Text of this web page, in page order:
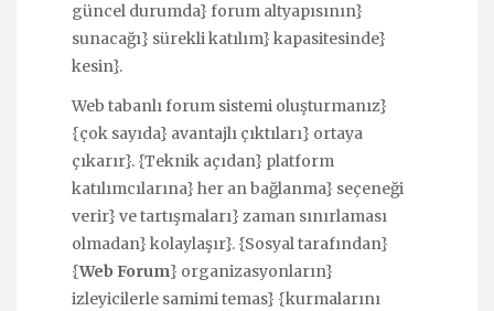
güncel durumda} forum altyapısının}
sunacağı} sürekli katılım} kapasitesinde}
kesin}.
Web tabanlı forum sistemi oluşturmanız}
{çok sayıda} avantajlı çıktıları} ortaya
çıkarır}. {Teknik açıdan} platform
katılımcılarına} her an bağlanma} seçeneği
verir} ve tartışmaları} zaman sınırlaması
olmadan} kolaylaşır}. {Sosyal tarafından}
{Web Forum} organizasyonların}
izleyicilerle samimi temas} {kurmalarını